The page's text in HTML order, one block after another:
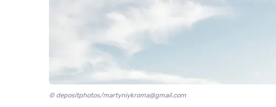
© depositphotos/martyniykroma@gmail.com